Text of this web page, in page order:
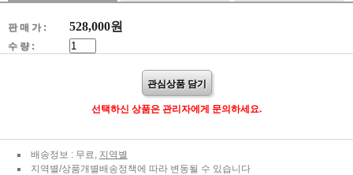
판 매 가 : 528,000원
수 량 :
관심상품 담기
선택하신 상품은 관리자에게 문의하세요.
배송정보 : 무료, 지역별
지역별/상품개별배송정책에 따라 변동될 수 있습니다